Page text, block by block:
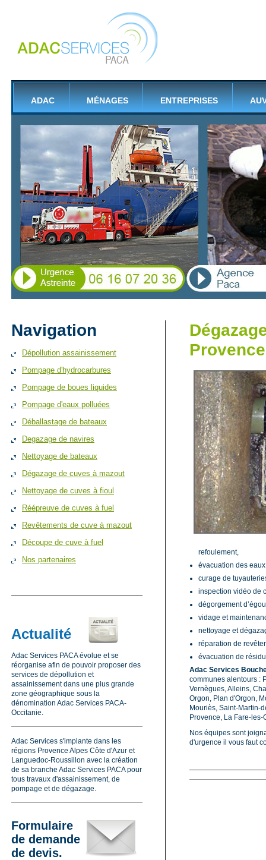
ADAC MÉNAGES ENTREPRISES
Navigation
Dépollution assainissement
Pompage d'hydrocarbures
Pompage de boues liquides
Pompage d'eaux polluées
Déballastage de bateaux
Degazage de navires
Nettoyage de bateaux
Dégazage de cuves à mazout
Nettoyage de cuves à fioul
Réépreuve de cuves à fuel
Revêtements de cuve à mazout
Découpe de cuve à fuel
Nos partenaires
Actualité
Adac Services PACA évolue et se
réorganise afin de pouvoir proposer des
services de dépollution et
assainissement dans une plus grande
zone géographique sous la
dénomination Adac Services PACA-
Occitanie.
Adac Services s'implante dans les
régions Provence Alpes Côte d'Azur et
Languedoc-Roussillon avec la création
de sa branche Adac Services PACA pour
tous travaux d'assainissement, de
pompage et de dégazage.
Formulaire
de demande
de devis.
Provence
refoulement,
évacuation des
curage de
inspection vidéo de
dégorgement
vidage et
nettoyage et
réparation de
évacuation de
Adac Services
communes alentours :
Vernègues, Alleins,
Orgon, Plan d'Orgon,
Mouriès, Saint-Martin-
Provence, La Fare-
Nos équipes sont
d'urgence il vous faut